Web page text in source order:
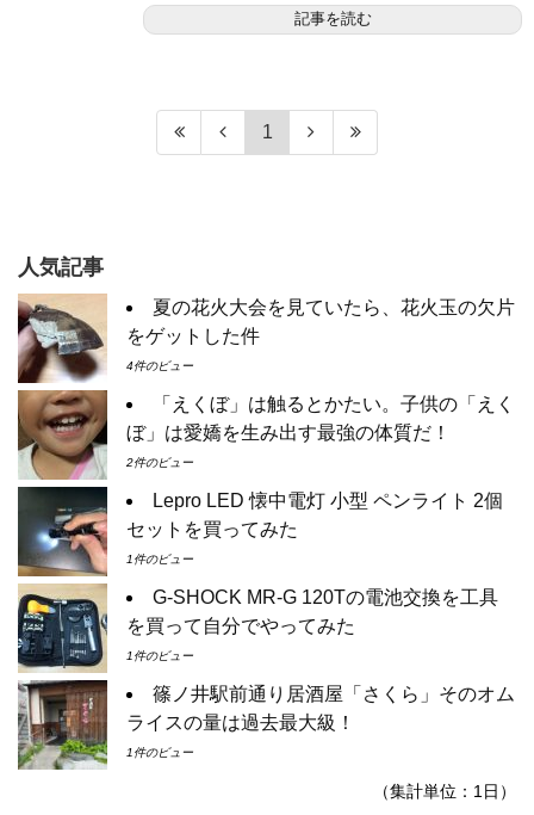
記事を読む
1
人気記事
夏の花火大会を見ていたら、花火玉の欠片
をゲットした件
4件のビュー
「えくぼ」は触るとかたい。子供の「えく
ぼ」は愛嬌を生み出す最強の体質だ！
2件のビュー
Lepro LED 懐中電灯 小型 ペンライト 2個
セットを買ってみた
1件のビュー
G-SHOCK MR-G 120Tの電池交換を工具
を買って自分でやってみた
1件のビュー
篠ノ井駅前通り居酒屋「さくら」そのオム
ライスの量は過去最大級！
1件のビュー
（集計単位：1日）